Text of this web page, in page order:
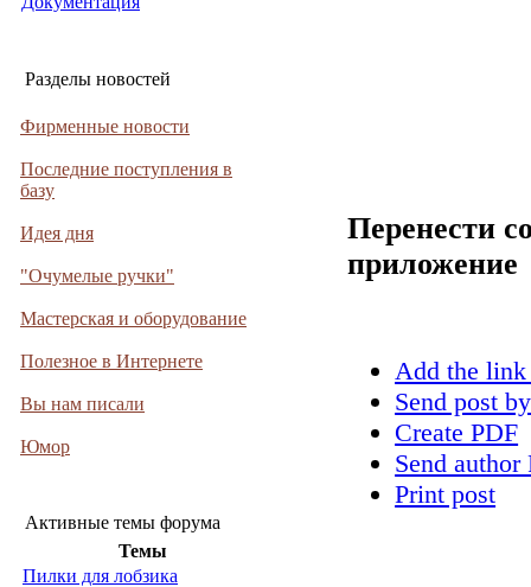
Разделы новостей
Фирменные новости
Последние поступления в
базу
Идея дня
"Очумелые ручки"
Мастерская и оборудование
Полезное в Интернете
Вы нам писали
Юмор
Активные темы форума
Темы
Пилки для лобзика
Перенести
приложение
Add the
Send post
Create PDF
Send
Print post